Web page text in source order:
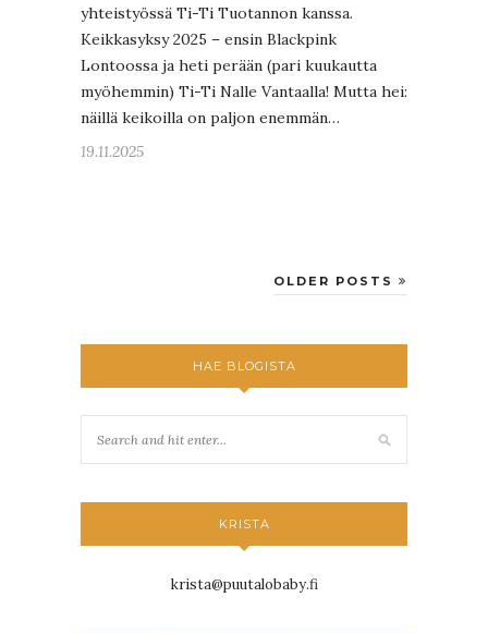
yhteistyössä Ti-Ti Tuotannon kanssa.
Keikkasyksy 2025 – ensin Blackpink
Lontoossa ja heti perään (pari kuukautta
myöhemmin) Ti-Ti Nalle Vantaalla! Mutta hei:
näillä keikoilla on paljon enemmän…
19.11.2025
OLDER POSTS
HAE BLOGISTA
KRISTA
krista@puutalobaby.fi